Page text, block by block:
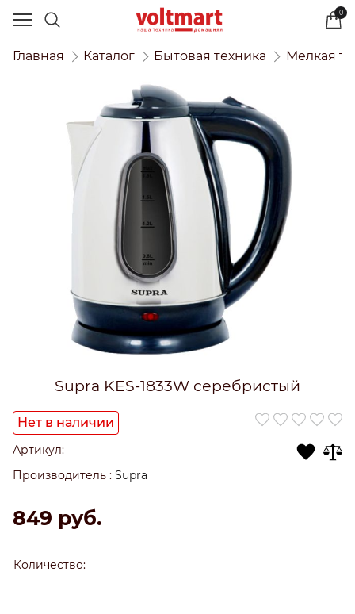
0
Главная Каталог Бытовая техника Мелкая
Supra KES-1833W серебристый
Нет в наличии
Артикул:
Производитель : Supra
849 руб.
Количество: